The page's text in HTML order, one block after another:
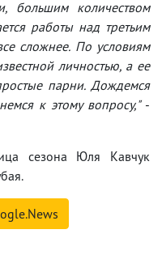
большим количеством
работы над третьим
сложнее. По условиям
личностью, а ее
парни. Дождемся
к этому вопросу,"-
сезона Юля Кавчук